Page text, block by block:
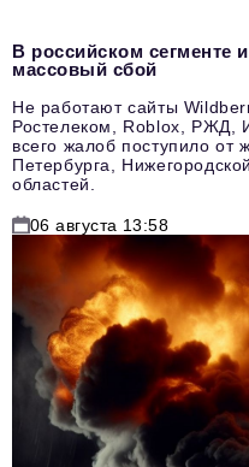
В российском сегменте
массовый сбой
Не работают сайты
Ростелеком, Roblox, РЖД,
всего жалоб поступило от
Петербурга,
областей.
06 августа 13:58